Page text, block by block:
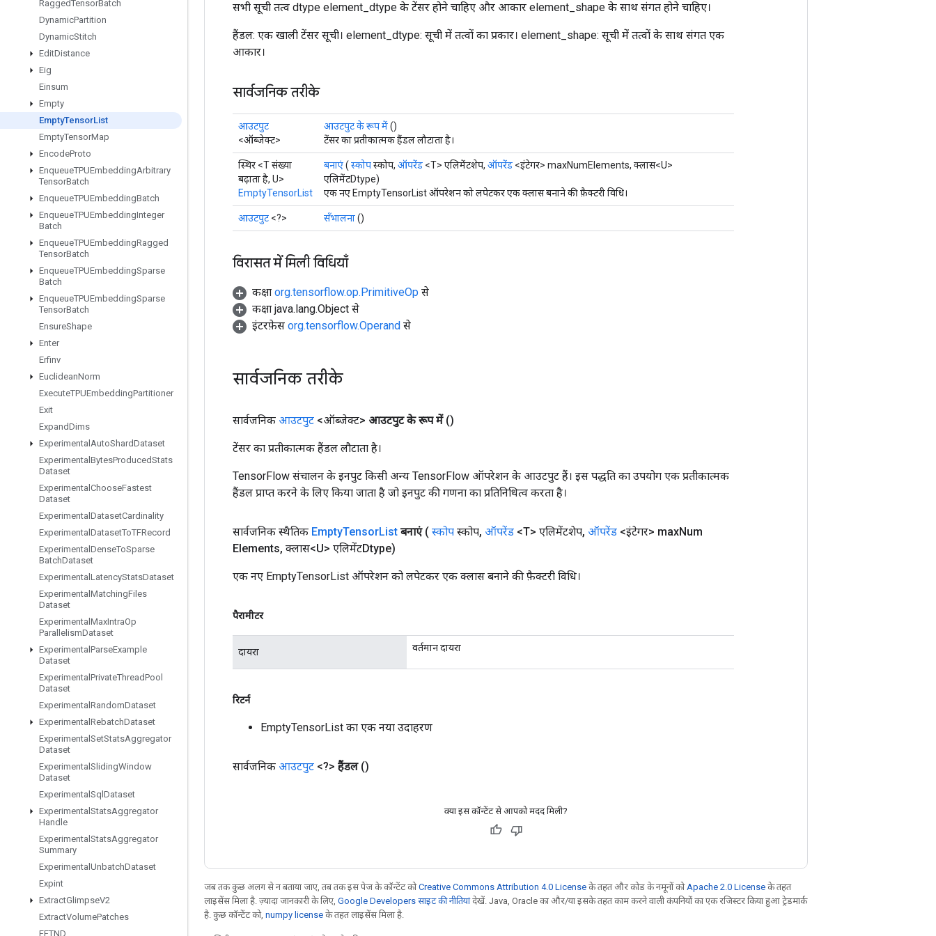
RaggedTensorBatch
DynamicPartition
DynamicStitch
EditDistance
Eig
Einsum
Empty
EmptyTensorList
EmptyTensorMap
EncodeProto
EnqueueTPUEmbeddingArbitrary
TensorBatch
EnqueueTPUEmbeddingBatch
EnqueueTPUEmbeddingInteger
Batch
EnqueueTPUEmbeddingRagged
TensorBatch
EnqueueTPUEmbeddingSparse
Batch
EnqueueTPUEmbeddingSparse
TensorBatch
EnsureShape
Enter
Erfinv
EuclideanNorm
ExecuteTPUEmbeddingPartitioner
Exit
ExpandDims
Experimental AutoShardDataset
Experimental BytesProducedStats
Dataset
Experimental ChooseFastest
Dataset
Experimental DatasetCardinality
Experimental DatasetToTFRecord
Experimental DenseToSparse
BatchDataset
Experimental LatencyStatsDataset
Experimental MatchingFiles
Dataset
Experimental MaxIntraOp
ParallelismDataset
Experimental ParseExample
Dataset
Experimental PrivateThreadPool
Dataset
Experimental RandomDataset
Experimental RebatchDataset
Experimental SetStatsAggregator
Dataset
Experimental SlidingWindow
Dataset
Experimental Sql Dataset
Experimental StatsAggregator
Handle
Experimental StatsAggregator
Summary
Experimental UnbatchDataset
Expint
ExtractGlimpseV2
ExtractVolumePatches
FFTND
सभी सूची तत्व dtype element_dtype के टेंसर होने चाहिए और आकार element_shape के साथ संगत होने चाहिए।
हैंडल: एक खाली टेंसर सूची। element_dtype: सूची में तत्वों का प्रकार। element_shape: सूची में तत्वों के साथ संगत एक
आकार।
सार्वजनिक तरीके
आउटपुट
<ऑब्जेक्ट>
आउटपुट के रूप में()
टेंसर का प्रतीकात्मक हैंडल लौटाता है।
स्थिर <T संख्या
बढ़ाता है, U>
EmptyTensorList
बनाएं( स्कोपस्कोप, ऑपरेंड <T> एलिमेंटशेप, ऑपरेंड <इंटेगर> maxNumElements, क्लास<U>
एलिमेंटDtype)
एक नए EmptyTensorList ऑपरेशन को लपेटकर एक क्लास बनाने की फ़ैक्टरी विधि।
आउटपुट <?> सँभालना()
विरासत में मिली विधियाँ
कक्षा org.tensorflow.op.PrimitiveOp से
कक्षा java.lang.Object से
इंटरफ़ेस org.tensorflow.Operand से
सार्वजनिक तरीके
सार्वजनिक आउटपुट <ऑब्जेक्ट> आउटपुट के रूप में ()
टेंसर का प्रतीकात्मक हैंडल लौटाता है।
TensorFlow संचालन के इनपुट किसी अन्य TensorFlow ऑपरेशन के आउटपुट हैं। इस पद्धति का उपयोग एक प्रतीकात्मक
हैंडल प्राप्त करने के लिए किया जाता है जो इनपुट की गणना का प्रतिनिधित्व करता है।
सार्वजनिक स्थैतिक EmptyTensorList बनाएं ( स्कोप स्कोप, ऑपरेंड <T> एलिमेंटशेप, ऑपरेंड <इंटेगर> maxNum
Elements, क्लास<U> एलिमेंटDtype)
एक नए EmptyTensorList ऑपरेशन को लपेटकर एक क्लास बनाने की फ़ैक्टरी विधि।
पैरामीटर
दायरा वर्तमान दायरा
रिटर्न
EmptyTensorList का एक नया उदाहरण
सार्वजनिक आउटपुट <?> हैंडल ()
क्या इस कॉन्टेंट से आपको मदद मिली?
जब तक कुछ अलग से न बताया जाए, तब तक इस पेज के कॉन्टेंट कोCreative Commons Attribution 4.0 License के तहत और कोड के नमूनों को Apache 2.0 License के तहत
लाइसेंस मिला है. ज़्यादा जानकारी के लिए, Google Developers साइट की नीतियांदेखें. Java, Oracle का और/या इसके तहत काम करने वाली कंपनियों का एक रजिस्टर किया हुआ ट्रेडमार्क
है. कुछ कॉन्टेंट को, numpy license के तहत लाइसेंस मिला है.